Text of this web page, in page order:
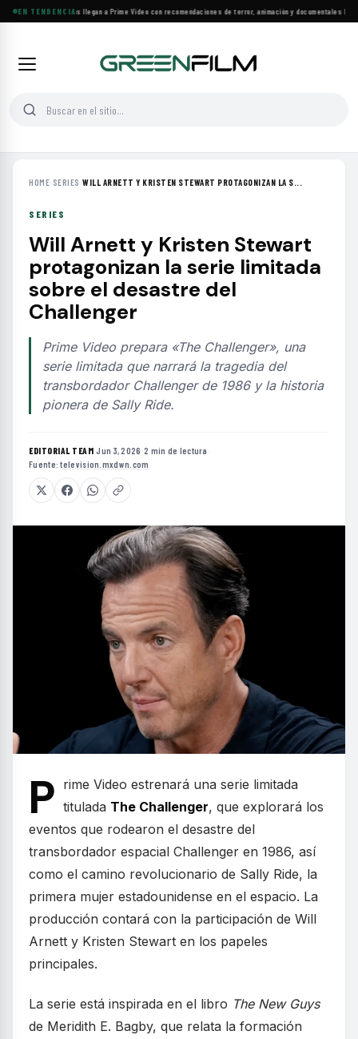
EN TENDENCIA
Más de 160 estrenos llegan a Prime Video con recomendaciones de terror, animación y documentales·Las
HOME› SERIES ›WILL ARNETT Y KRISTEN STEWART PROTAGONIZAN LA S...
SERIES
Will Arnett y Kristen Stewart
protagonizan la serie limitada
sobre el desastre del
Challenger
Prime Video prepara «The Challenger», una
serie limitada que narrará la tragedia del
transbordador Challenger de 1986 y la historia
pionera de Sally Ride.
EDITORIAL TEAM·Jun 3, 2026 ·2 min de lectura ·
Fuente:television.mxdwn.com
P rime Video estrenará una serie limitada
titulada The Challenger, que explorará los
eventos que rodearon el desastre del
transbordador espacial Challenger en 1986, así
como el camino revolucionario de Sally Ride, la
primera mujer estadounidense en el espacio. La
producción contará con la participación de Will
Arnett y Kristen Stewart en los papeles
principales.
La serie está inspirada en el libro The New Guys
de Meridith E. Bagby, que relata la formación